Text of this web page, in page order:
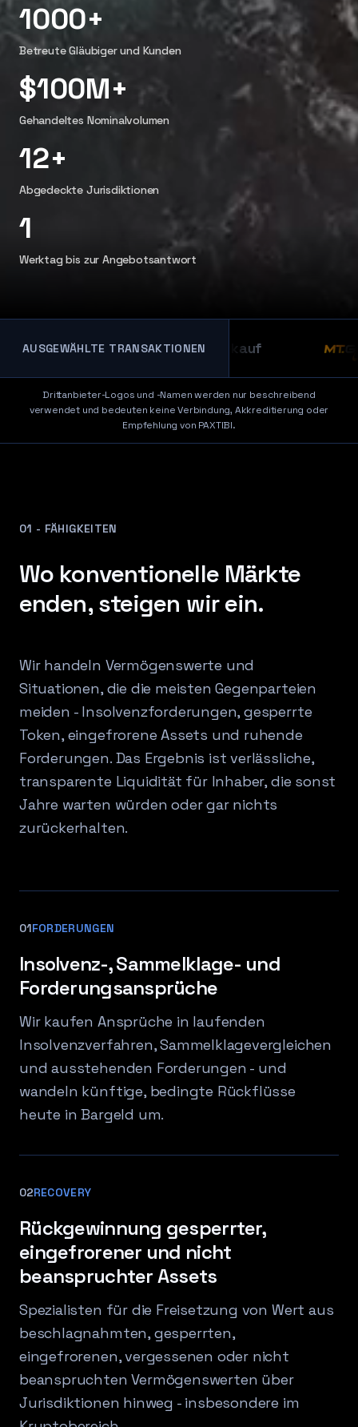
1000+
Betreute Gläubiger und Kunden
$100M+
Gehandeltes Nominalvolumen
12+
Abgedeckte Jurisdiktionen
1
Werktag bis zur Angebotsantwort
AUSGEWÄHLTE TRANSAKTIONEN
FTX-Forderungsverkauf
Drittanbieter-Logos und -Namen werden nur beschreibend
verwendet und bedeuten keine Verbindung, Akkreditierung oder
Empfehlung von PAXTIBI.
01 - FÄHIGKEITEN
Wo konventionelle Märkte
enden, steigen wir ein.
Wir handeln Vermögenswerte und
Situationen, die die meisten Gegenparteien
meiden - Insolvenzforderungen, gesperrte
Token, eingefrorene Assets und ruhende
Forderungen. Das Ergebnis ist verlässliche,
transparente Liquidität für Inhaber, die sonst
Jahre warten würden oder gar nichts
zurückerhalten.
01FORDERUNGEN
Insolvenz-, Sammelklage- und
Forderungsansprüche
Wir kaufen Ansprüche in laufenden
Insolvenzverfahren, Sammelklagevergleichen
und ausstehenden Forderungen - und
wandeln künftige, bedingte Rückflüsse
heute in Bargeld um.
02RECOVERY
Rückgewinnung gesperrter,
eingefrorener und nicht
beanspruchter Assets
Spezialisten für die Freisetzung von Wert aus
beschlagnahmten, gesperrten,
eingefrorenen, vergessenen oder nicht
beanspruchten Vermögenswerten über
Jurisdiktionen hinweg - insbesondere im